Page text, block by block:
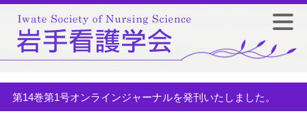
第14巻第1号オンラインジャーナルを発刊いたしました。